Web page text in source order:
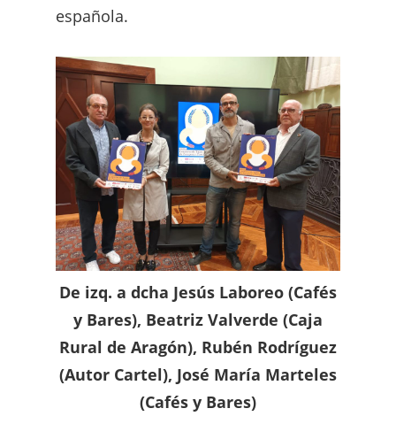
española.
De izq. a dcha Jesús Laboreo (Cafés
y Bares), Beatriz Valverde (Caja
Rural de Aragón), Rubén Rodríguez
(Autor Cartel), José María Marteles
(Cafés y Bares)